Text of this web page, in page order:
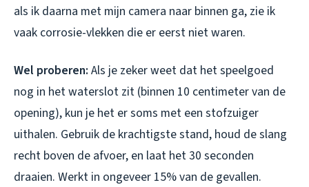
als ik daarna met mijn camera naar binnen ga, zie ik
vaak corrosie-vlekken die er eerst niet waren.
Wel proberen: Als je zeker weet dat het speelgoed
nog in het waterslot zit (binnen 10 centimeter van de
opening), kun je het er soms met een stofzuiger
uithalen. Gebruik de krachtigste stand, houd de slang
recht boven de afvoer, en laat het 30 seconden
draaien. Werkt in ongeveer 15% van de gevallen.